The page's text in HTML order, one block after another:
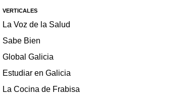
VERTICALES
La Voz de la Salud
Sabe Bien
Global Galicia
Estudiar en Galicia
La Cocina de Frabisa